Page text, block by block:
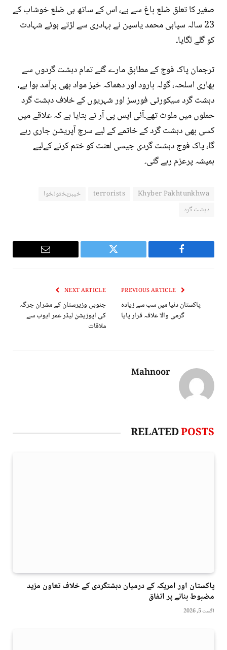
صغیر کا تعلق ضلع باغ سے ہے، اس کے ساتھ ہی ضلع خوشاب کے
23 سالہ سپاہی محمد یاسین نے بہادری سے لڑتے ہوئے شہادت
کو گلے لگایا۔
ترجمان پاک فوج کے مطابق مارے گئے تمام دہشت گردوں سے
بھاری اسلحہ، گولہ بارود اور دھماکہ خیز مواد بھی برآمد ہوا ہے،
دہشت گرد سیکورٹی فورسز اور شہریوں کے خلاف دہشت گرد
حملوں میں ملوث تھے۔آئی ایس پی آر نے بتایا ہے کہ علاقے میں
کسی بھی دہشت گرد کے خاتمے کے لیے سرچ آپریشن جاری رہے
گا، پاک فوج دہشت گردی جیسی لعنت کو ختم کرنے کےلیے
ہمیشہ پرعزم رہے گئی۔
Khyber Pakhtunkhwa
terrorists
خیبرپختونخوا
دہشت گرد
Facebook
Twitter
Email
پاکستان دنیا میں سب سے زیادہ
گرمی والا علاقہ قرار پایا
NEXT ARTICLE
جنوبی وزیرستان کے مشران جرگہ
کی اپوزیشن لیڈر عمر ایوب سے
ملاقات
Mahnoor
RELATEDPOSTS
پاکستان اور امریکہ کے درمیان دہشتگردی کے خلاف تعاون مزید
مضبوط بنانے پر اتفاق
اگست 5, 2026